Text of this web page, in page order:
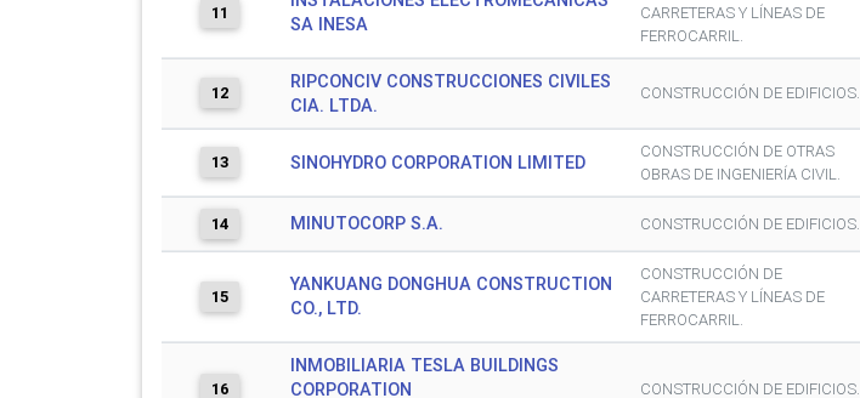
11
SA INESA
CARRETERAS Y LÍNEAS DE
FERROCARRIL.
12
RIPCONCIV CONSTRUCCIONES CIVILES
CIA. LTDA.
CONSTRUCCIÓN DE EDIFICIOS.
13 SINOHYDRO CORPORATION LIMITED
CONSTRUCCIÓN DE OTRAS
OBRAS DE INGENIERÍA CIVIL.
14 MINUTOCORP S.A. CONSTRUCCIÓN DE EDIFICIOS.
15
YANKUANG DONGHUA CONSTRUCTION
CO., LTD.
CONSTRUCCIÓN DE
CARRETERAS Y LÍNEAS DE
FERROCARRIL.
16
INMOBILIARIA TESLA BUILDINGS
CORPORATION
CONSTRUCCIÓN DE EDIFICIOS.